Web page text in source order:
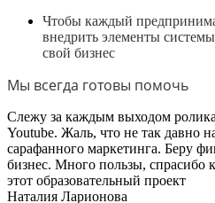
Чтобы каждый
внедрить элементы
свой бизнес
Мы всегда готовы помочь
Слежу за каждым выходом
Youtube. Жаль, что не так давно
сарафанного маркетинга. Беру
бизнес. Много пользы, спрасибо
этот образовательный проект
Наталия Ларионова